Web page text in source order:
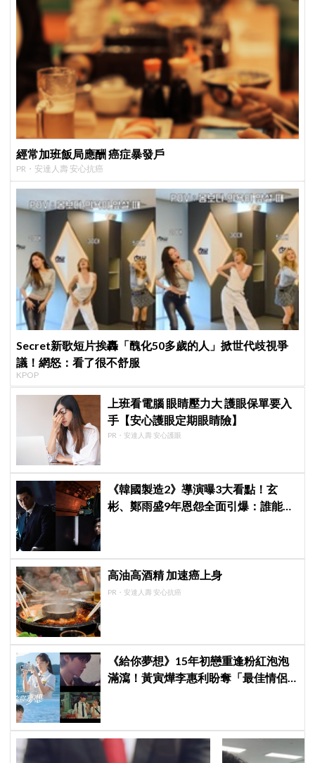
經常加班飯局應酬 癌症暴發戶
PR・安達人壽 安心抗癌
Secret新歌短片挨轟「醜化50多歲的人」掀世代歧視爭
議！網怒：看了很不舒服
KPOP
上班看電腦 眼睛壓力大 護眼保單要入
手【安心護眼定期眼睛險】
PR・安達人壽 安心護眼
《韓國製造2》導演曝3大看點！玄
彬、鄭雨盛9年恩怨全面引爆：誰能活
高油高酒精 加速癌上身
PR・安達人壽 安心抗癌
《給你夢想》15年初戀重逢粉紅泡泡
滿瀉！黃寅燁李惠利盼奪「最佳情侶